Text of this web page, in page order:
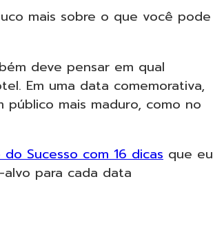
mais sobre o que você pode
deve pensar em qual
Em uma data comemorativa,
mais maduro, como no
Sucesso com 16 dicas que eu
para cada data